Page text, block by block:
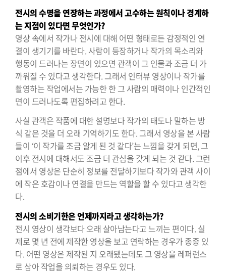
전시의 수명을 연장하는 과정에서 고수하는 원칙이나 경계하
는 지점이있다면 무엇인가?
영상 속에서 작가나 전시에 대해 어떤 형태로든 감정적인 연
결이 생기기를 바란다. 사람이 등장하거나 작가의 목소리와
행동이 드러나는 장면이 있으면 관객이 그 인물과 조금 더 가
까워질 수 있다고 생각한다. 그래서 인터뷰 영상이나 작가를
촬영하는 작업에서는 가능한 한 그 사람의 매력이나 인간적인
면이 드러나도록 편집하려고 한다.
사실 관객은 작품에 대한 설명보다 작가의 태도나 말하는 방
식 같은 것을 더 오래 기억하기도 한다. 그래서 영상을 본 사람
들이 ‘이 작가를 조금 알게 된 것 같다’는 느낌을 갖게 되면, 그
이후 전시에 대해서도 조금 더 관심을 갖게 되는 것 같다. 그런
점에서 영상은 단순히 정보를 전달하기보다 작가와 관객 사이
에 작은 호감이나 연결을 만드는 역할을 할 수 있다고 생각한
다.
전시의 소비기한은 언제까지라고 생각하는가?
전시 영상이 생각보다 오래 살아남는다고 느끼는 편이다. 실
제로 몇 년 전에 제작한 영상을 보고 연락하는 경우가 종종 있
다. 어떤 영상은 제작된 지 오래됐는데도 그 영상을 레퍼런스
로 삼아 작업을 의뢰하는 경우도 있다.